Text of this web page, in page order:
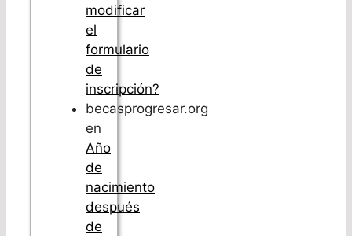
modificar
el
formulario
de
inscripción?
becasprogresar.org
en
Año
de
nacimiento
después
de